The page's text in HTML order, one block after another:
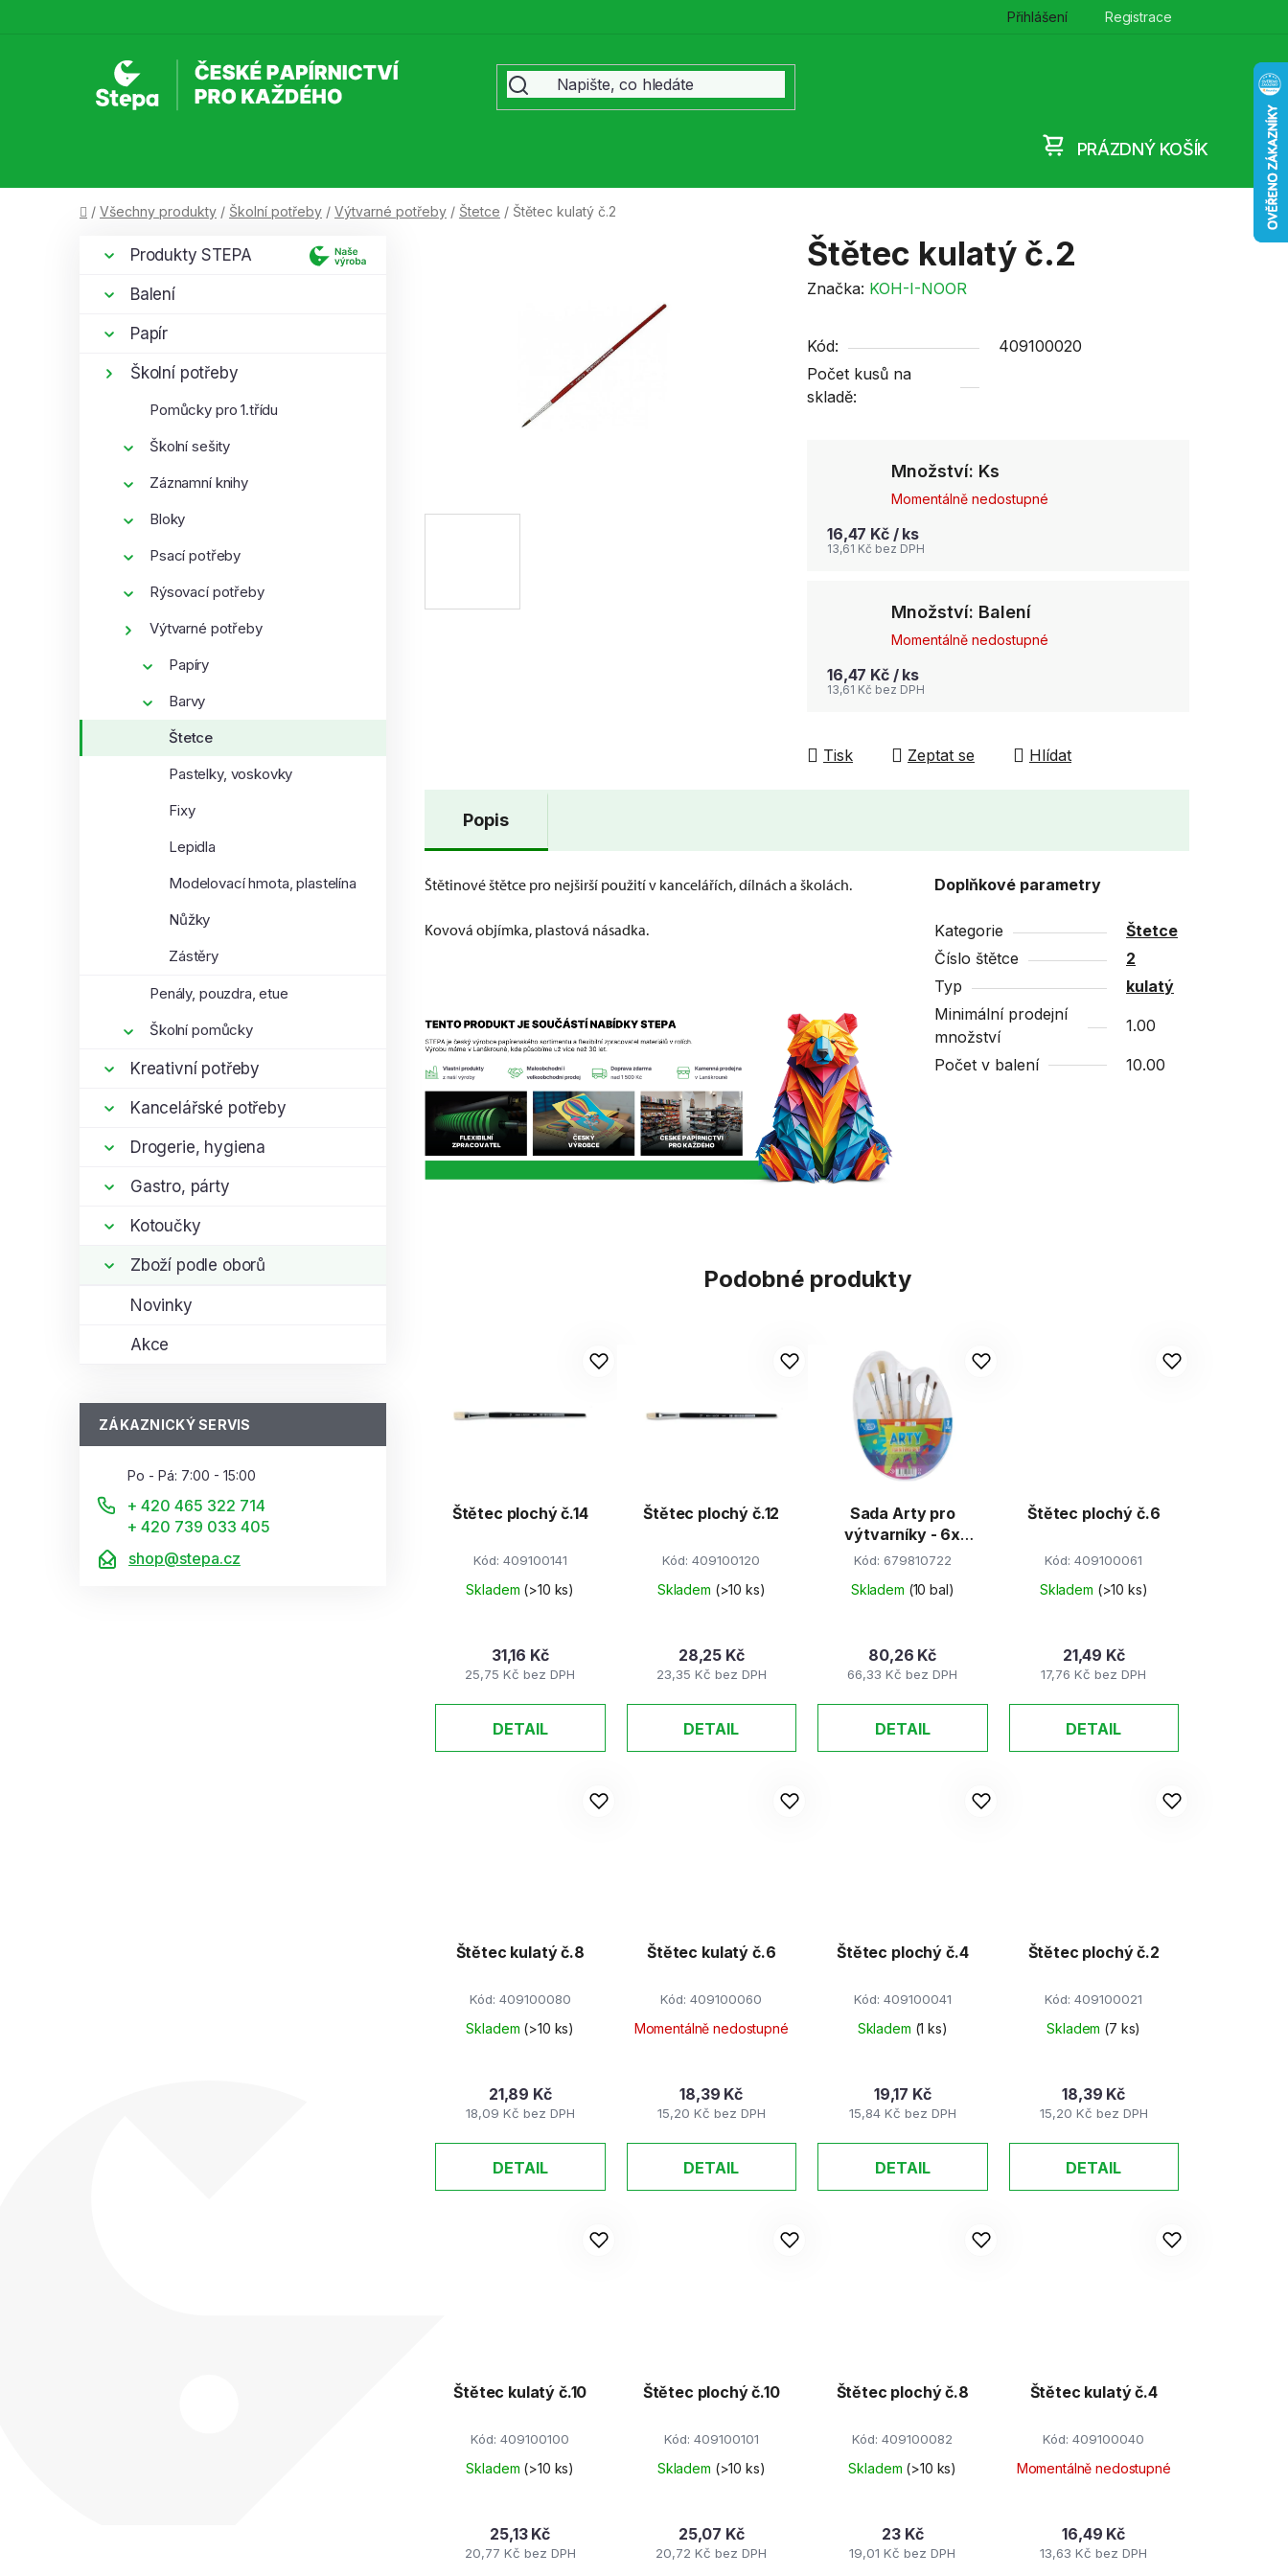
Přihlášení Registrace
PRÁZDNÝ KOŠÍK
Domů
/ Všechny produkty / Školní potřeby / Výtvarné potřeby / Štetce / Štětec kulatý č.2
Přeskočit
kategorie
Produkty STEPA
Balení
Papír
Školní potřeby
Pomůcky pro 1.třídu
Školní sešity
Záznamní knihy
Bloky
Psací potřeby
Rýsovací potřeby
Výtvarné potřeby
Papíry
Barvy
Štetce
Pastelky, voskovky
Fixy
Lepidla
Modelovací hmota, plastelína
Nůžky
Zástěry
Penály, pouzdra, etue
Školní pomůcky
Kreativní potřeby
Kancelářské potřeby
Drogerie, hygiena
Gastro, párty
Kotoučky
Zboží podle oborů
Novinky
Akce
ZÁKAZNICKÝ SERVIS
Po - Pá: 7:00 - 15:00
+ 420 465 322 714
+ 420 739 033 405
shop@stepa.cz
Štětec kulatý č.2
Značka: KOH-I-NOOR
Množství: Ks
Momentálně nedostupné
16,47 Kč / ks
13,61 Kč bez DPH
Množství: Balení
Momentálně nedostupné
16,47 Kč / ks
13,61 Kč bez DPH
Kód:
409100020
Počet kusů na
skladě:
Tisk Zeptat se Hlídat
Popis
Štětinové štětce pro nejširší použití v kancelářích, dílnách a školách.
Kovová objímka, plastová násadka.
Doplňkové parametry
Kategorie
Štetce
Číslo štětce
2
Typ
kulatý
Minimální prodejní
množství
1.00
Počet v balení 10.00
Podobné produkty
Štětec plochý č.14
Kód: 409100141
Skladem (>10 ks)
25,75 Kč bez DPH
31,16 Kč
DETAIL
Štětec plochý č.12
Kód:409100120
Skladem (>10 ks)
23,35 Kč bez DPH
28,25 Kč
DETAIL
Sada Arty pro
výtvarníky - 6x
štětec + paletka
Kód: 679810722
Skladem (10 bal)
66,33 Kč bez DPH
80,26 Kč
DETAIL
Štětec plochý č.6
Kód:409100061
Skladem (>10 ks)
17,76 Kč bez DPH
21,49 Kč
DETAIL
Štětec kulatý č.8
Kód: 409100080
Skladem (>10 ks)
18,09 Kč bez DPH
21,89 Kč
DETAIL
Štětec kulatý č.6
Kód:409100060
Momentálně nedostupné
15,20 Kč bez DPH
18,39 Kč
DETAIL
Štětec plochý č.4
Kód: 409100041
Skladem (1 ks)
15,84 Kč bez DPH
19,17 Kč
DETAIL
Štětec plochý č.2
Kód:409100021
Skladem (7 ks)
15,20 Kč bez DPH
18,39 Kč
DETAIL
Štětec kulatý č.10
Kód:409100100
Skladem (>10 ks)
20,77 Kč bez DPH
25,13 Kč
Štětec plochý č.10
Kód: 409100101
Skladem (>10 ks)
20,72 Kč bez DPH
25,07 Kč
Štětec plochý č.8
Kód:409100082
Skladem (>10 ks)
19,01 Kč bez DPH
23 Kč
Štětec kulatý č.4
Kód:409100040
Momentálně nedostupné
13,63 Kč bez DPH
16,49 Kč